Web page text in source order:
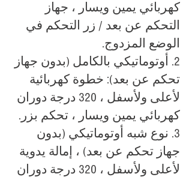
كهربائي يمين ويسار ، جهاز
التحكم عن بعد / زر التحكم في
الوضع المزدوج.
2. أوتوماتيكي بالكامل (بدون جهاز
تحكم عن بعد): خطوة كهربائية
لأعلى ولأسفل ، 320 درجة دوران
كهربائي يمين ويسار ، تحكم بزر.
3. نوع شبه أوتوماتيكي (بدون
جهاز تحكم عن بعد) ، إمالة يدوية
لأعلى ولأسفل ، 320 درجة دوران